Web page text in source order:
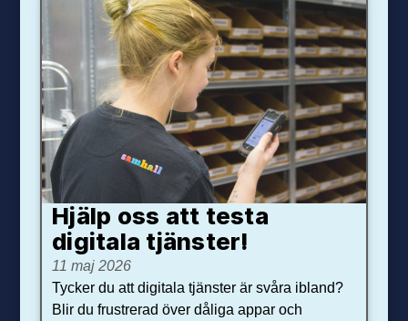
Hjälp oss att testa
digitala tjänster!
11 maj 2026
Tycker du att digitala tjänster är svåra ibland?
Blir du frustrerad över dåliga appar och